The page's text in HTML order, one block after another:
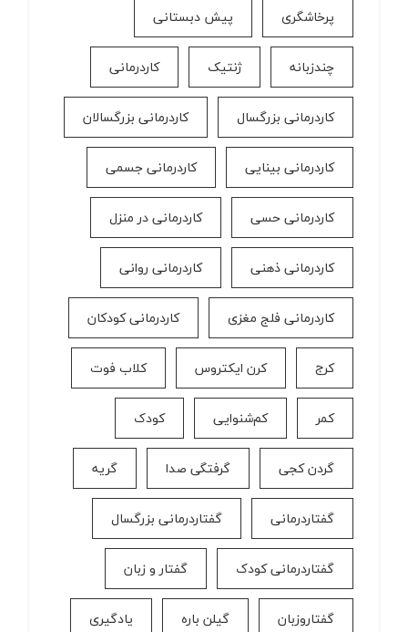
پرخاشگری پیش دبستانی
چندزبانه ژنتیک کاردرمانی
کاردرمانی بزرگسال کاردرمانی بزرگسالان
کاردرمانی بینایی کاردرمانی جسمی
کاردرمانی حسی کاردرمانی در منزل
کاردرمانی ذهنی کاردرمانی روانی
کاردرمانی فلج مغزی کاردرمانی کودکان
کرج کرن ایکتروس کلاب فوت
کمر کم‌شنوایی کودک
گردن کجی گرفتگی صدا گریه
گفتاردرمانی گفتاردرمانی بزرگسال
گفتاردرمانی کودک گفتار و زبان
گفتاروزبان گیلن باره یادگیری